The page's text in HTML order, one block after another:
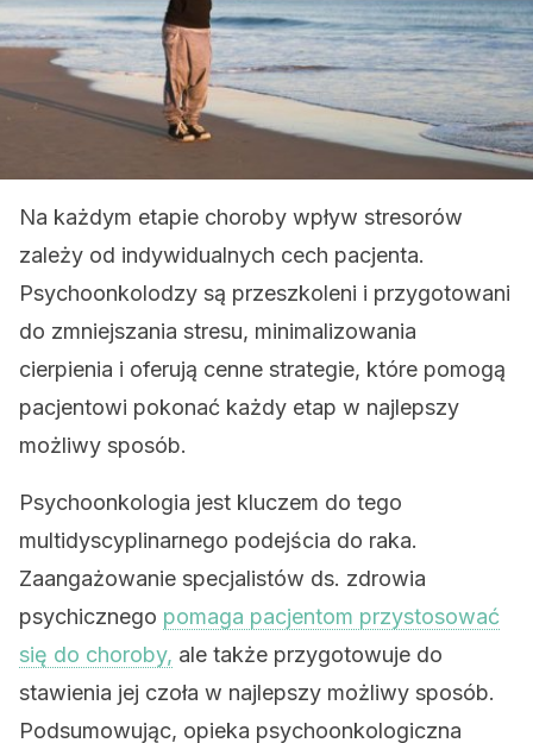
Na każdym etapie choroby wpływ stresorów
zależy od indywidualnych cech pacjenta.
Psychoonkolodzy są przeszkoleni i przygotowani
do zmniejszania stresu, minimalizowania
cierpienia i oferują cenne strategie, które pomogą
pacjentowi pokonać każdy etap w najlepszy
możliwy sposób.
Psychoonkologia jest kluczem do tego
multidyscyplinarnego podejścia do raka.
Zaangażowanie specjalistów ds. zdrowia
psychicznego pomaga pacjentom przystosować
się do choroby, ale także przygotowuje do
stawienia jej czoła w najlepszy możliwy sposób.
Podsumowując, opieka psychoonkologiczna